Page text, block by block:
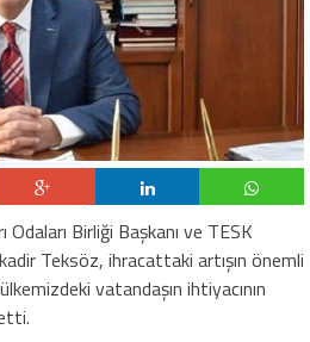
Birliği Başkanı ve TESK
Teksöz, ihracattaki artışın önemli
vatandaşın ihtiyacının